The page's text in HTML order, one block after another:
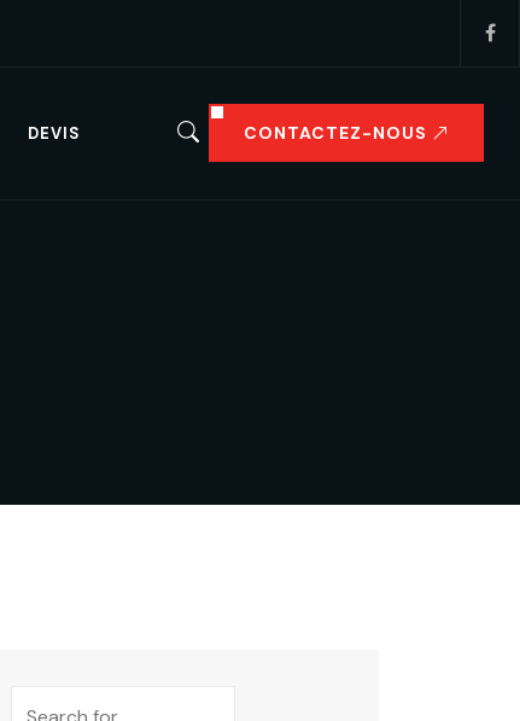
DEVIS CONTACTEZ-NOUS